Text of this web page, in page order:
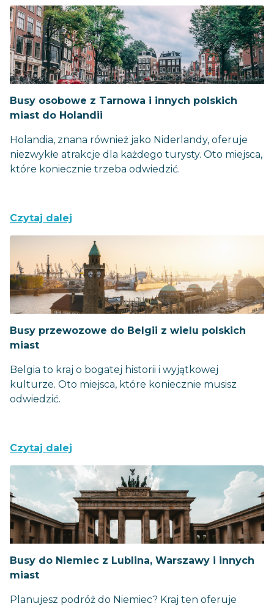
Busy osobowe z Tarnowa i innych polskich
miast do Holandii
Holandia, znana również jako Niderlandy, oferuje
niezwykłe atrakcje dla każdego turysty. Oto miejsca,
które koniecznie trzeba odwiedzić.
Czytaj dalej
Busy przewozowe do Belgii z wielu polskich
miast
Belgia to kraj o bogatej historii i wyjątkowej
kulturze. Oto miejsca, które koniecznie musisz
odwiedzić.
Czytaj dalej
Busy do Niemiec z Lublina, Warszawy i innych
miast
Planujesz podróż do Niemiec? Kraj ten oferuje